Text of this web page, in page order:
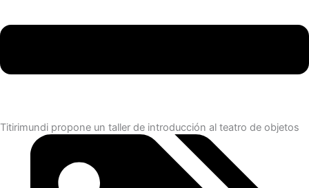
Titirimundi propone un taller de introducción al teatro de objetos